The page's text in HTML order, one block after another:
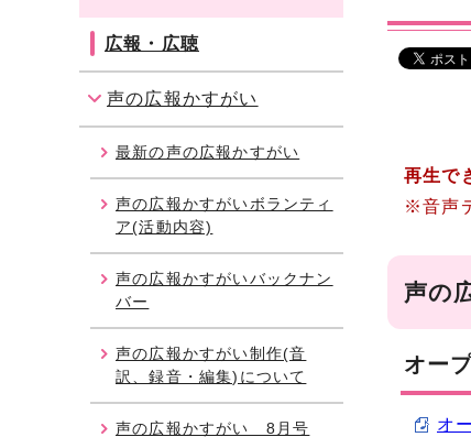
再生で
※音声
声の
オー
オ
広報・広聴
声の広報かすがい
最新の声の広報かすがい
声の広報かすがいボランティ
ア(活動内容)
声の広報かすがいバックナン
バー
声の広報かすがい制作(音
訳、録音・編集)について
声の広報かすがい 8月号